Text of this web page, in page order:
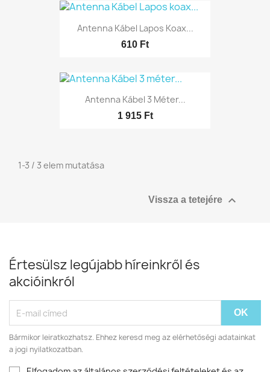
Antenna Kábel Lapos Koax...
610 Ft
Antenna Kábel 3 Méter...
1 915 Ft
1-3 / 3 elem mutatása
Vissza a tetejére 
Értesülsz legújabb híreinkről és
akcióinkról
Bármikor leiratkozhatsz. Ehhez keresd meg az elérhetőségi adatainkat
a jogi nyilatkozatban.